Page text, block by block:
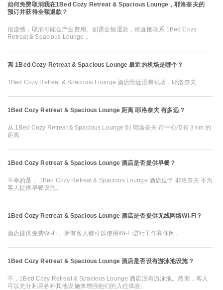
如何免费取消我在1Bed Cozy Retreat & Spacious Lounge，耶洛奈夫的
预订并获得全额退款？
很遗憾，取消可能会产生费用。如需全额退款，请直接联系 1Bed Cozy
Retreat & Spacious Lounge 。
离 1Bed Cozy Retreat & Spacious Lounge 最近的机场是哪个？
1Bed Cozy Retreat & Spacious Lounge 酒店附近没有机场，耶洛奈夫
1Bed Cozy Retreat & Spacious Lounge 距离 耶洛奈夫 有多远？
从 1Bed Cozy Retreat & Spacious Lounge 到 耶洛奈夫 市中心仅有 3 km 的
距离
1Bed Cozy Retreat & Spacious Lounge 酒店是否提供早餐？
不幸的是， 1Bed Cozy Retreat & Spacious Lounge 酒店位于 耶洛奈夫 不为
客人提供早餐设施。
1Bed Cozy Retreat & Spacious Lounge 酒店是否提供无线网络Wi-Fi？
酒店提供免费Wi-Fi。所有客人都可以使用Wi-Fi进行工作和休闲。
1Bed Cozy Retreat & Spacious Lounge 酒店是否设有游泳池设施？
不，1Bed Cozy Retreat & Spacious Lounge 酒店没有游泳池。然而，客人
可以充分利用各种其他设施来增强他们的入住体验。